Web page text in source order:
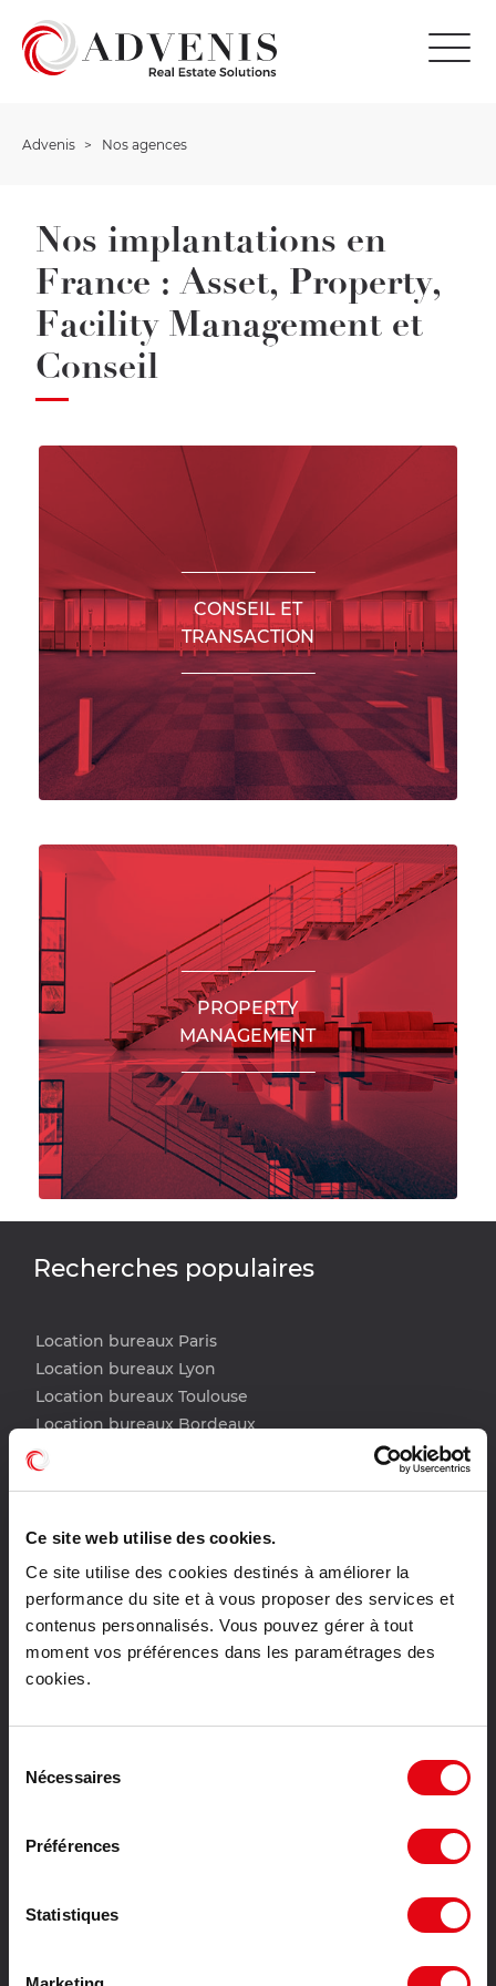
Ce site web utilise des cookies.
Ce site utilise des cookies destinés à améliorer la
performance du site et à vous proposer des services et
contenus personnalisés. Vous pouvez gérer à tout
moment vos préférences dans les paramétrages des
cookies.
Nécessaires
Préférences
Statistiques
Advenis Nos agences
Nos implantations en
France : Asset, Property,
Facility Management et
Conseil
CONSEIL ET
TRANSACTION
PROPERTY
MANAGEMENT
Recherches populaires
Location bureaux Paris
Location bureaux Lyon
Location bureaux Toulouse
Location bureaux Bordeaux
Location bureaux Lille
Location bureaux Montpellier
Location bureaux Tours
Vente bureaux Paris
Vente bureaux Lyon
Vente bureaux Toulouse
Vente bureaux Bordeaux
Vente bureaux Nantes
Vente bureaux Montpellier
Location activités Paris
Location activités Lille
Location activités Strasbourg